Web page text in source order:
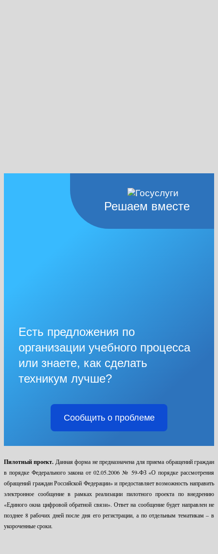
Решаем вместе
Есть предложения по
организации учебного процесса
или знаете, как сделать
техникум лучше?
Сообщить о проблеме
Пилотный проект. Данная форма не предназначена для приема обращений граждан
в порядке Федерального закона от 02.05.2006 № 59-ФЗ «О порядке рассмотрения
обращений граждан Российской Федерации» и предоставляет возможность направить
электронное сообщение в рамках реализации пилотного проекта по внедрению
«Единого окна цифровой обратной связи». Ответ на сообщение будет направлен не
позднее 8 рабочих дней после дня его регистрации, а по отдельным тематикам – в
укороченные сроки.